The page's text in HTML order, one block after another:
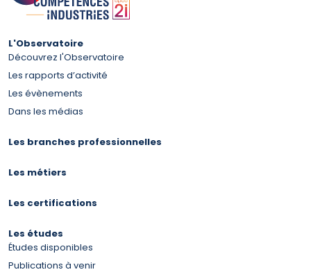
L'Observatoire
Découvrez l'Observatoire
Les rapports d’activité
Les évènements
Dans les médias
Les branches professionnelles
Les métiers
Les certifications
Les études
Études disponibles
Publications à venir